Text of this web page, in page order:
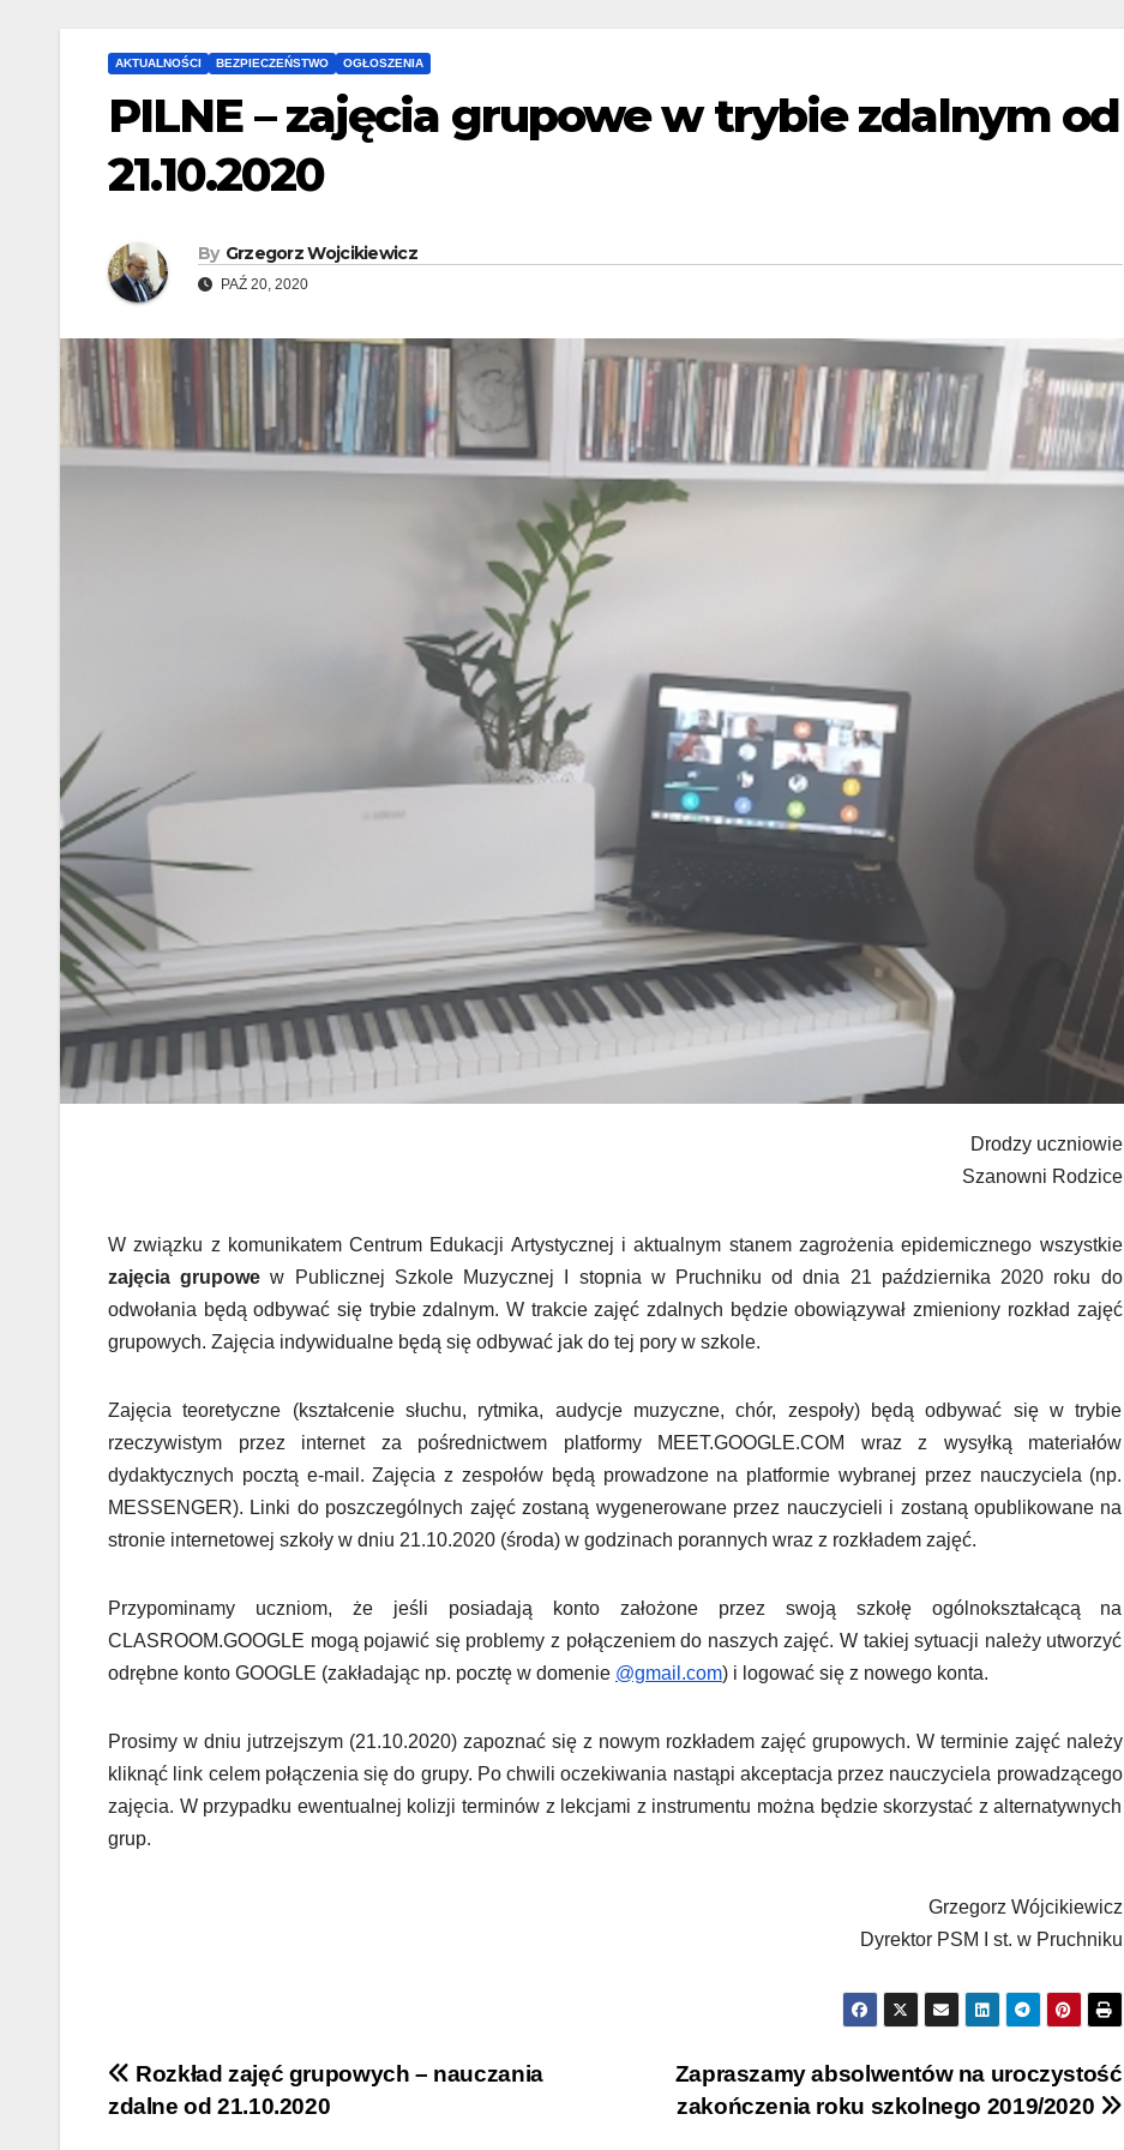
AKTUALNOŚCI BEZPIECZEŃSTWO OGŁOSZENIA
PILNE – zajęcia grupowe w trybie zdalnym od
21.10.2020
By Grzegorz Wojcikiewicz
PAŹ 20, 2020
Drodzy uczniowie
Szanowni Rodzice
W związku z komunikatem Centrum Edukacji Artystycznej i aktualnym stanem zagrożenia epidemicznego wszystkie
zajęcia grupowe w Publicznej Szkole Muzycznej I stopnia w Pruchniku od dnia 21 października 2020 roku do
odwołania będą odbywać się trybie zdalnym. W trakcie zajęć zdalnych będzie obowiązywał zmieniony rozkład zajęć
grupowych. Zajęcia indywidualne będą się odbywać jak do tej pory w szkole.
Zajęcia teoretyczne (kształcenie słuchu, rytmika, audycje muzyczne, chór, zespoły) będą odbywać się w trybie
rzeczywistym przez internet za pośrednictwem platformy MEET.GOOGLE.COM wraz z wysyłką materiałów
dydaktycznych pocztą e-mail. Zajęcia z zespołów będą prowadzone na platformie wybranej przez nauczyciela (np.
MESSENGER). Linki do poszczególnych zajęć zostaną wygenerowane przez nauczycieli i zostaną opublikowane na
stronie internetowej szkoły w dniu 21.10.2020 (środa) w godzinach porannych wraz z rozkładem zajęć.
Przypominamy uczniom, że jeśli posiadają konto założone przez swoją szkołę ogólnokształcącą na
CLASROOM.GOOGLE mogą pojawić się problemy z połączeniem do naszych zajęć. W takiej sytuacji należy utworzyć
odrębne konto GOOGLE (zakładając np. pocztę w domenie @gmail.com) i logować się z nowego konta.
Prosimy w dniu jutrzejszym (21.10.2020) zapoznać się z nowym rozkładem zajęć grupowych. W terminie zajęć należy
kliknąć link celem połączenia się do grupy. Po chwili oczekiwania nastąpi akceptacja przez nauczyciela prowadzącego
zajęcia. W przypadku ewentualnej kolizji terminów z lekcjami z instrumentu można będzie skorzystać z alternatywnych
grup.
Grzegorz Wójcikiewicz
Dyrektor PSM I st. w Pruchniku
Nawigacja
Zapraszamy absolwentów na uroczystość
zakończenia roku szkolnego 2019/2020
Rozkład zajęć grupowych – nauczania
zdalne od 21.10.2020